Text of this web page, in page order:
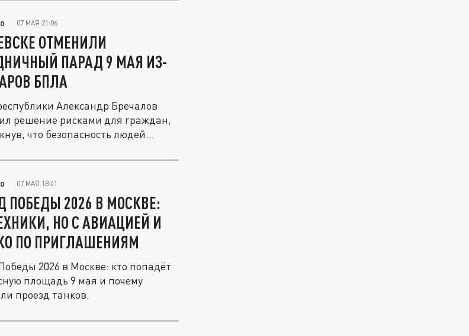
07 МАЯ 21:06
ОТМЕНИЛИ
ПАРАД 9 МАЯ ИЗ-
БПЛА
Александр Бречалов
решение рисками для граждан,
что безопасность людей...
07 МАЯ 18:41
ПОБЕДЫ 2026 В МОСКВЕ:
НО С АВИАЦИЕЙ И
ПО ПРИГЛАШЕНИЯМ
2026 в Москве: кто попадёт
площадь 9 мая и почему
проезд танков.